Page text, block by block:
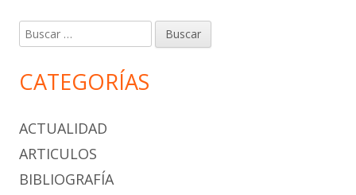
Buscar:
CATEGORÍAS
ACTUALIDAD
ARTICULOS
BIBLIOGRAFÍA